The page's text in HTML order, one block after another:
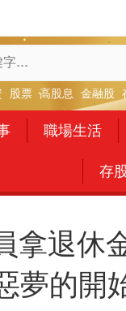
股票 高股息 金融股
職場生活
存
拿退休
夢的開